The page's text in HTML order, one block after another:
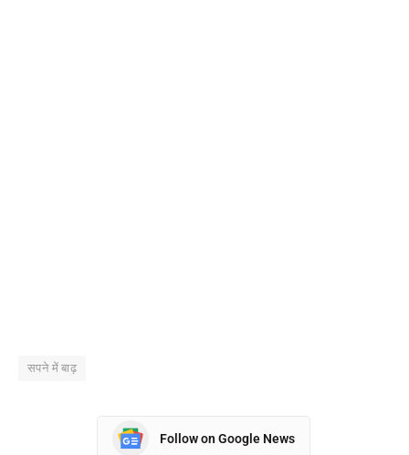
सपने में बाढ़
Follow on Google News